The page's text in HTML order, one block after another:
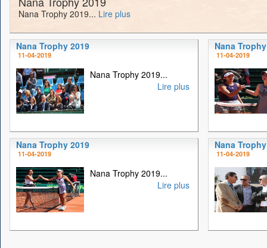
Nana Trophy 2019... Lire plus
Nana Trophy 2019
11-04-2019
Nana Trophy 2019...
Lire plus
Nana
11-04-2019
Nana Trophy 2019
11-04-2019
Nana Trophy 2019...
Lire plus
Nana
11-04-2019